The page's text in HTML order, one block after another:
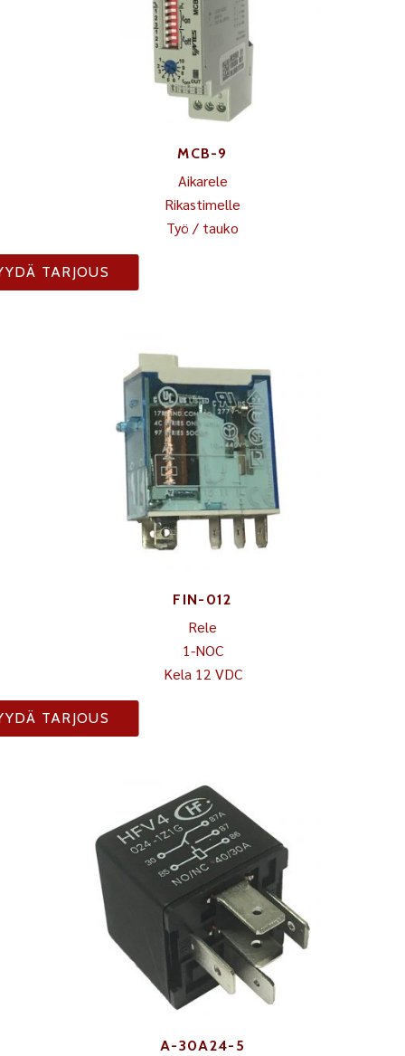
MCB-9
Aikarele
Rikastimelle
Työ / tauko
TARJOUS
FIN-012
Rele
1-NOC
Kela 12 VDC
TARJOUS
A-30A24-5